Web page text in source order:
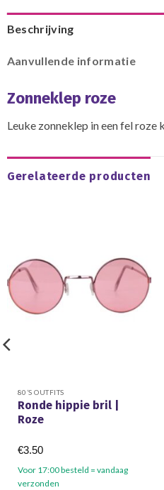
Beschrijving
Aanvullende informatie
Zonneklep roze
Leuke zonneklep in een fel roze
Gerelateerde producten
80’S OUTFITS
Ronde hippie bril |
Roze
Voor 17:00 besteld = vandaag
verzonden
€3.50